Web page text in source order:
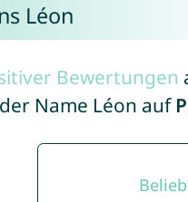
Léon
Bewertungen
Name Léon auf